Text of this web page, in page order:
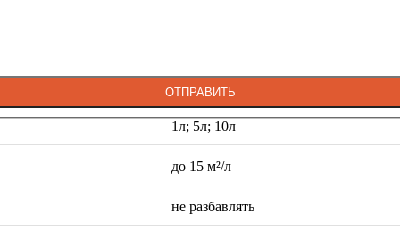
ОТПРАВИТЬ
1л; 5л; 10л
до 15 м²/л
не разбавлять